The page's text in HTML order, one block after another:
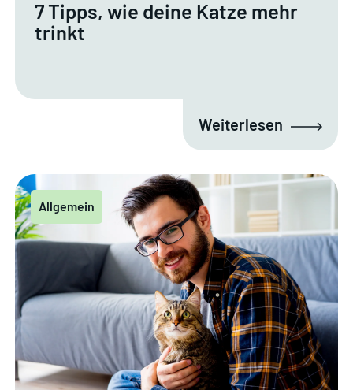
7 Tipps, wie deine Katze mehr
trinkt
Weiterlesen
Allgemein